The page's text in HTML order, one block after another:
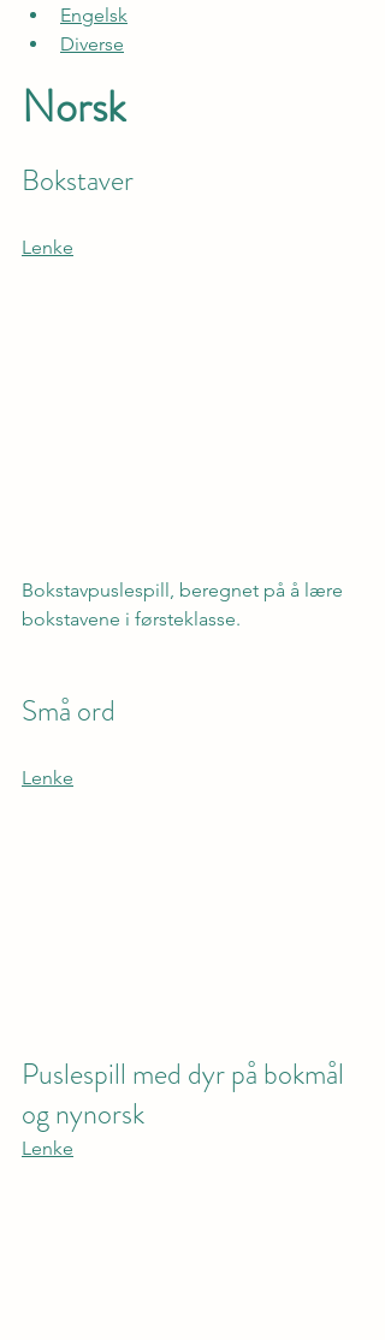
Engelsk
Diverse
Norsk
Bokstaver
Lenke
Bokstavpuslespill, beregnet på å lære
bokstavene i førsteklasse.
Små ord
Lenke
Puslespill med dyr på bokmål
og nynorsk
Lenke